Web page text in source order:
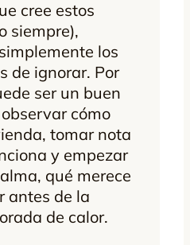
cree estos
siempre),
los
de ignorar. Por
ser un buen
cómo
tomar nota
y empezar
qué merece
antes de la
de calor.